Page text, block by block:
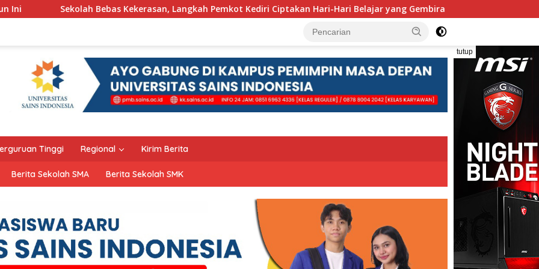
Bebas Kekerasan, Langkah Pemkot Kediri Ciptakan Hari-Hari Belajar yang Gembira Pengolahan Sampah Berbasis
tutup
Tinggi Regional Kirim Berita
Berita Sekolah SMA Berita Sekolah SMK